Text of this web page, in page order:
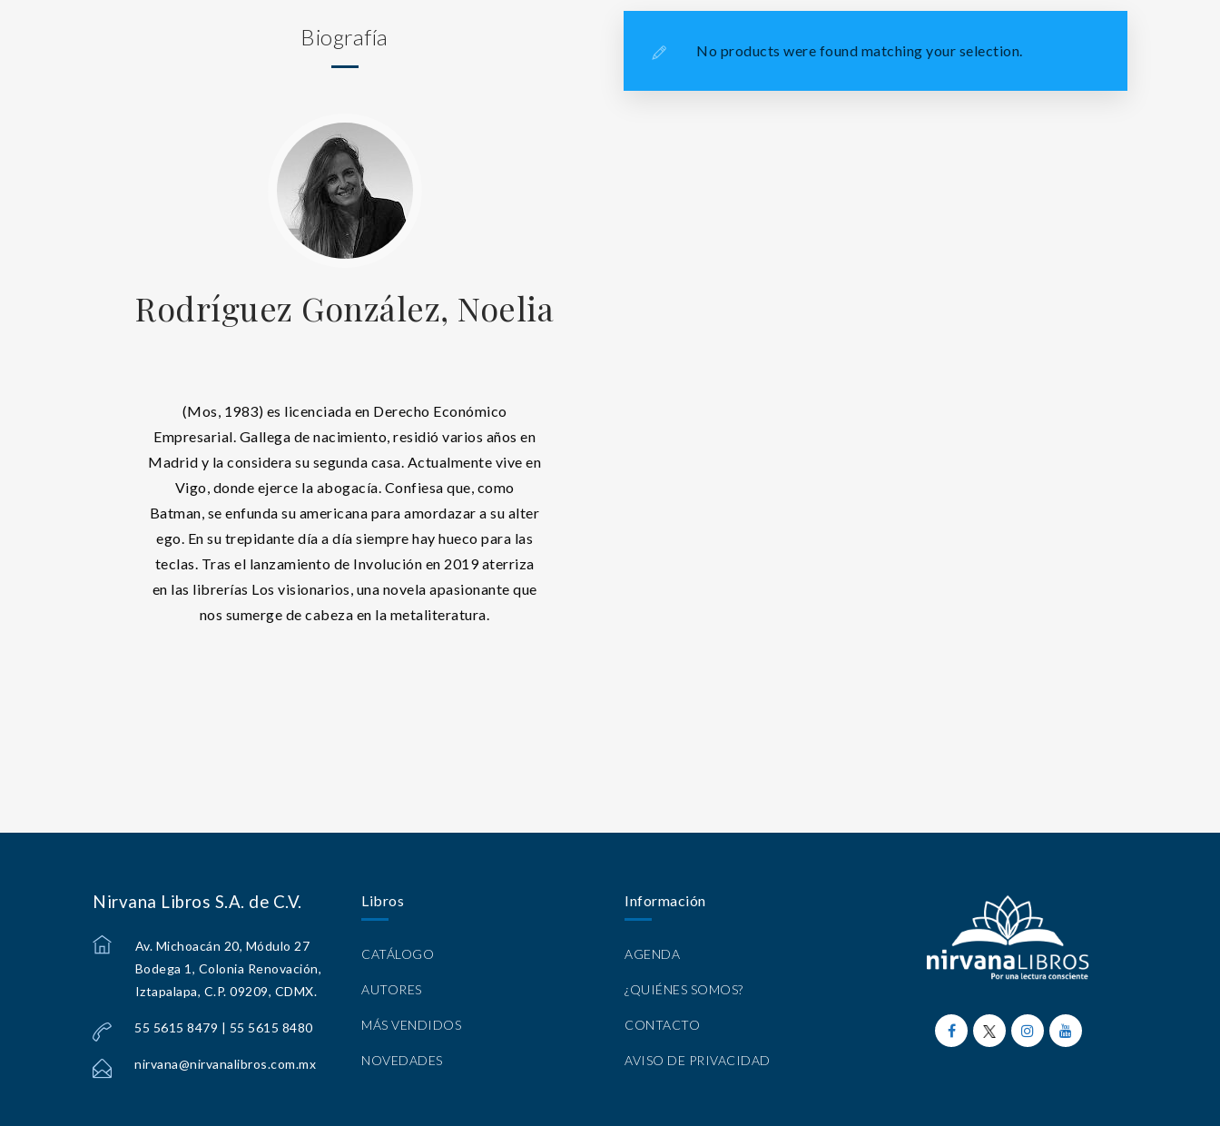
Biografía
Rodríguez González, Noelia
(Mos, 1983) es licenciada en Derecho Económico
Empresarial. Gallega de nacimiento, residió varios años en
Madrid y la considera su segunda casa. Actualmente vive en
Vigo, donde ejerce la abogacía. Confiesa que, como
Batman, se enfunda su americana para amordazar a su alter
ego. En su trepidante día a día siempre hay hueco para las
teclas. Tras el lanzamiento de Involución en 2019 aterriza
en las librerías Los visionarios, una novela apasionante que
nos sumerge de cabeza en la metaliteratura.
No products were found matching your selection.
Nirvana Libros S.A. de C.V.
Av. Michoacán 20, Módulo 27
Bodega 1, Colonia Renovación,
Iztapalapa, C.P. 09209, CDMX.
55 5615 8479 | 55 5615 8480
nirvana@nirvanalibros.com.mx
Libros
CATÁLOGO
AUTORES
MÁS VENDIDOS
NOVEDADES
Información
AGENDA
¿QUIÉNES SOMOS?
CONTACTO
AVISO DE PRIVACIDAD